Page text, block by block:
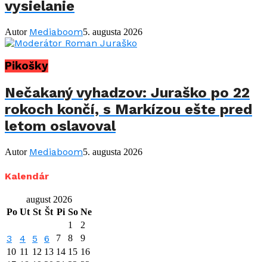
vysielanie
Autor Mediaboom5. augusta 2026
Pikošky
Nečakaný vyhadzov: Juraško po 22
rokoch končí, s Markízou ešte pred
letom oslavoval
Autor Mediaboom5. augusta 2026
Kalendár
august 2026
Po Ut St Št Pi So Ne
1
2
3 4 5 6 7 8
9
10 11 12 13 14 15 16